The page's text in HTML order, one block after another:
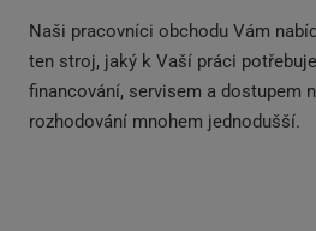
Naši pracovníci obchodu Vám
ten stroj, jaký k Vaší práci
financování, servisem a dostupem
rozhodování mnohem jednodušší.